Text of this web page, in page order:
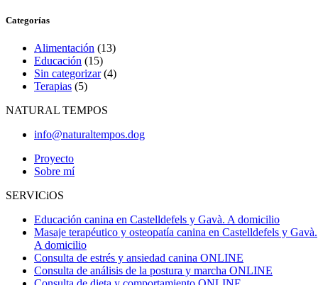
Categorías
Alimentación (13)
Educación (15)
Sin categorizar(4)
Terapias (5)
NATURAL TEMPOS
info@naturaltempos.dog
Proyecto
Sobre mí
SERVICiOS
Educación canina en Castelldefels y Gavà. A domicilio
Masaje terapéutico y osteopatía canina en Castelldefels y Gavà.
A domicilio
Consulta de estrés y ansiedad canina ONLINE
Consulta de análisis de la postura y marcha ONLINE